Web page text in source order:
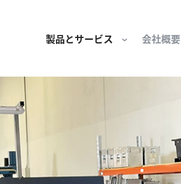
製品とサービス
コンプレッサー用部品とサービス
水素産業向けコンポーネント
フロー＆モーション制御
会社概要
組織と役員
文化と価値観